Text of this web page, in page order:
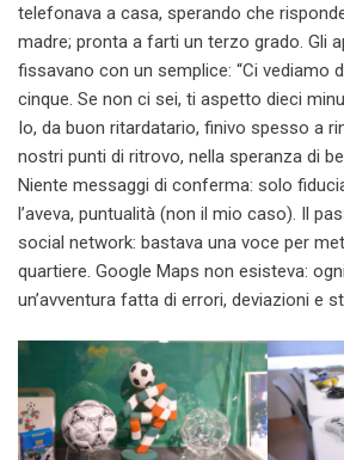
telefonava a casa, sperando che
madre; pronta a farti un terzo grado. Gli
fissavano con un semplice: “Ci vediamo
cinque. Se non ci sei, ti aspetto dieci
Io, da buon ritardatario, finivo spesso a
nostri punti di ritrovo, nella speranza di
Niente messaggi di conferma: solo
l’aveva, puntualità (non il mio caso). Il
social network: bastava una voce per
quartiere. Google Maps non esisteva:
un’avventura fatta di errori, deviazioni e